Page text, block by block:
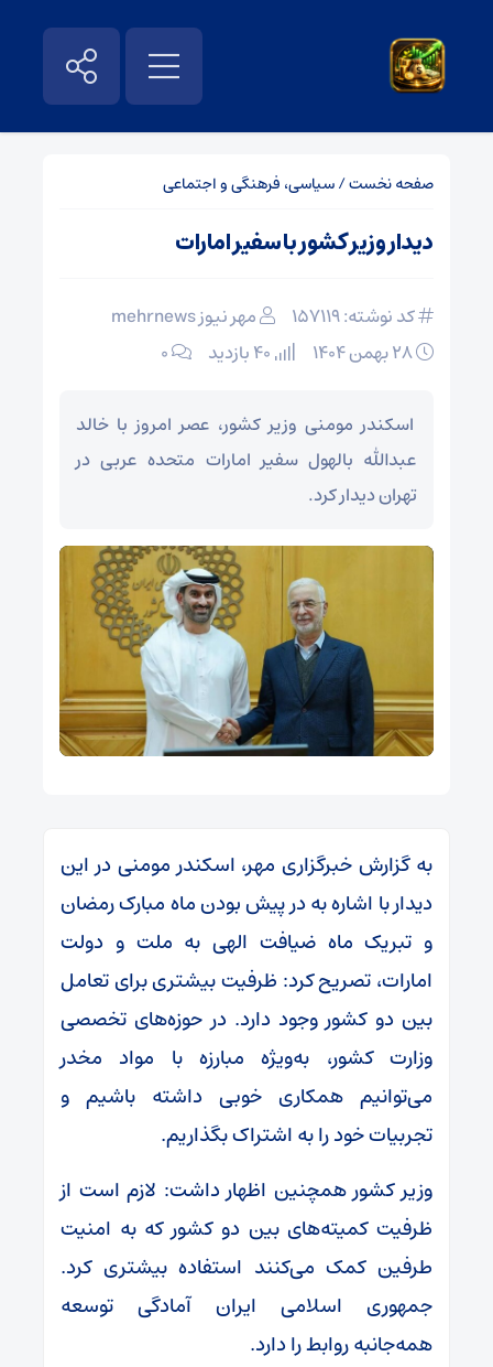
صفحه نخست/سیاسی، فرهنگی و اجتماعی
دیدار وزیر کشور با سفیر امارات
کد نوشته: 157119
مهر نیوز mehrnews
۰
اسکندر مومنی وزیر کشور، عصر امروز با خالد
عبدالله بالهول سفیر امارات متحده عربی در
تهران دیدار کرد.
به گزارش خبرگزاری مهر، اسکندر مومنی در این
دیدار با اشاره به در پیش بودن ماه مبارک رمضان
و تبریک ماه ضیافت الهی به ملت و دولت
امارات، تصریح کرد: ظرفیت بیشتری برای تعامل
بین دو کشور وجود دارد. در حوزه‌های تخصصی
وزارت کشور، به‌ویژه مبارزه با مواد مخدر
می‌توانیم همکاری خوبی داشته باشیم و
تجربیات خود را به اشتراک بگذاریم.
وزیر کشور همچنین اظهار داشت: لازم است از
ظرفیت کمیته‌های بین دو کشور که به امنیت
طرفین کمک می‌کنند استفاده بیشتری کرد.
جمهوری اسلامی ایران آمادگی توسعه
همه‌جانبه روابط را دارد.